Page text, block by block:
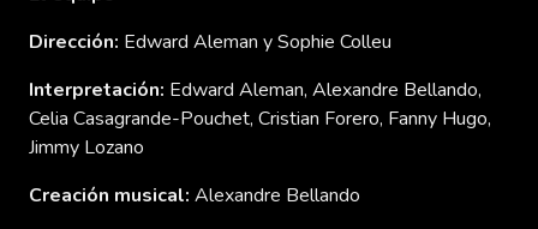
Dirección: Edward Aleman y Sophie Colleu
Interpretación: Edward Aleman, Alexandre Bellando,
Celia Casagrande-Pouchet, Cristian Forero, Fanny Hugo,
Jimmy Lozano
Creación musical: Alexandre Bellando